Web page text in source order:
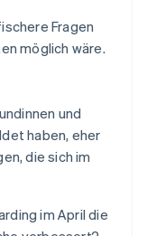
Fragen
möglich wäre.
und
haben, eher
die sich im
im April die